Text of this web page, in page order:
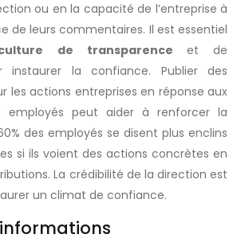
ou en la capacité de l’entreprise à
de leurs commentaires. Il est essentiel
de transparence et de
instaurer la confiance. Publier des
les actions entreprises en réponse aux
employés peut aider à renforcer la
des employés se disent plus enclins
si ils voient des actions concrètes en
La crédibilité de la direction est
un climat de confiance.